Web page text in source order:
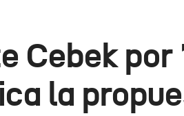
Cebek
la